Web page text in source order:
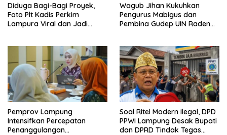
Diduga Bagi-Bagi Proyek,
Foto Plt Kadis Perkim
Lampura Viral dan Jadi
Wagub Jihan Kukuhkan
Pengurus Mabigus dan
Pembina Gudep UIN Raden
Muda
Pemprov Lampung
Intensifkan Percepatan
Penanggulangan
Soal Ritel Modern Ilegal, DPD
PPWI Lampung Desak Bupati
dan DPRD Tindak Tegas